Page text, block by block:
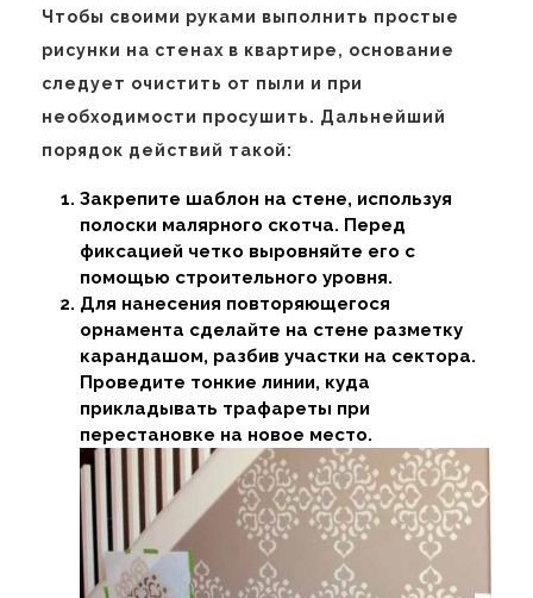
Чтобы своими руками выполнить простые
рисунки на стенах в квартире, основание
следует очистить от пыли и при
необходимости просушить. Дальнейший
порядок действий такой:
Закрепите шаблон на стене, используя
полоски малярного скотча. Перед
фиксацией четко выровняйте его с
помощью строительного уровня.
Для нанесения повторяющегося
орнамента сделайте на стене разметку
карандашом, разбив участки на сектора.
Проведите тонкие линии, куда
прикладывать трафареты при
перестановке на новое место.